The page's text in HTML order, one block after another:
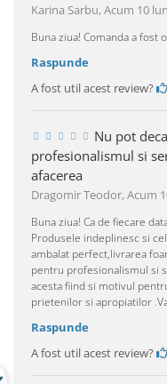
Karina Sarbu,Acum 10
Buna ziua! Comanda a
Raspunde
A fost util acest review?
Nu pot
profesionalismul si
afacerea
Dragomir Teodor,Acum
Buna ziua! Ca de fiecare
Produsele indeplinesc si
ambalat perfect,livrarea
pentru profesionalismul si
acesta fiind si motivul
prietenilor si apropiatilor
Raspunde
A fost util acest review?